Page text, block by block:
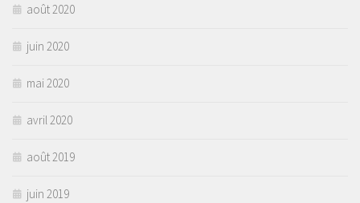
août 2020
juin 2020
mai 2020
avril 2020
août 2019
juin 2019